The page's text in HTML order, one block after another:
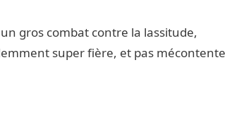
gros combat contre la lassitude,
super fière, et pas mécontente